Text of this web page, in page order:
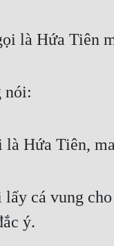
là Hứa Tiên
nói:
Hứa Tiên,
cá vung
ý.